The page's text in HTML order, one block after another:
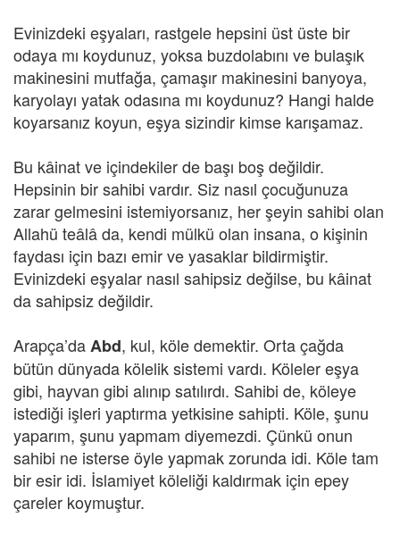
Evinizdeki eşyaları, rastgele hepsini üst üste bir
odaya mı koydunuz, yoksa buzdolabını ve bulaşık
makinesini mutfağa, çamaşır makinesini banyoya,
karyolayı yatak odasına mı koydunuz? Hangi halde
koyarsanız koyun, eşya sizindir kimse karışamaz.
Bu kâinat ve içindekiler de başı boş değildir.
Hepsinin bir sahibi vardır. Siz nasıl çocuğunuza
zarar gelmesini istemiyorsanız, her şeyin sahibi olan
Allahü teâlâ da, kendi mülkü olan insana, o kişinin
faydası için bazı emir ve yasaklar bildirmiştir.
Evinizdeki eşyalar nasıl sahipsiz değilse, bu kâinat
da sahipsiz değildir.
Arapça’daAbd, kul, köle demektir. Orta çağda
bütün dünyada kölelik sistemi vardı. Köleler eşya
gibi, hayvan gibi alınıp satılırdı. Sahibi de, köleye
istediği işleri yaptırma yetkisine sahipti. Köle, şunu
yaparım, şunu yapmam diyemezdi. Çünkü onun
sahibi ne isterse öyle yapmak zorunda idi. Köle tam
bir esir idi. İslamiyet köleliği kaldırmak için epey
çareler koymuştur.